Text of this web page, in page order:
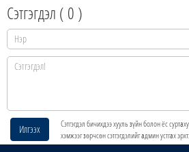
Сэтгэгдэл ( 0 )
Илгээх
Сэтгэгдэл бичихдээ хууль зүйн болон ёс
хэмжээг зөрчсөн сэтгэгдэлийг админ устгах